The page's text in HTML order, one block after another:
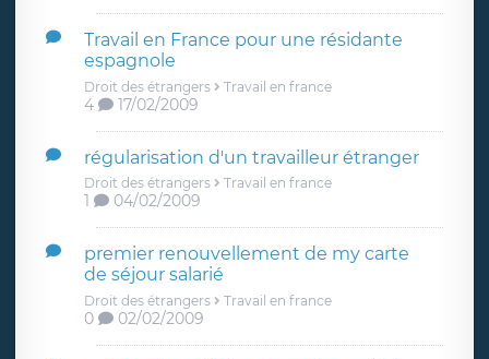
Travail en France pour une résidante
espagnole
Droit des étrangers Travail en france
4 17/02/2009
régularisation d'un travailleur étranger
Droit des étrangers Travail en france
1 04/02/2009
premier renouvellement de my carte
de séjour salarié
Droit des étrangers Travail en france
0 02/02/2009